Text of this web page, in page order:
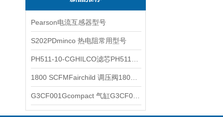
Pearson电流互感器型号
S202PDminco 热电阻常用型号